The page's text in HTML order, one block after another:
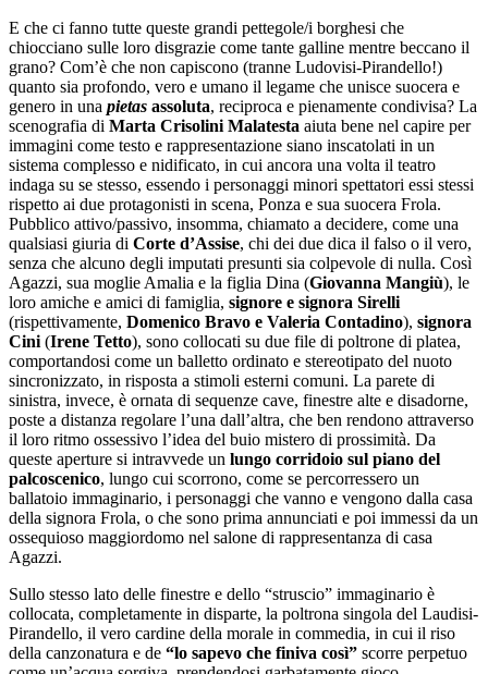
E che ci fanno tutte queste grandi pettegole/i borghesi che
chiocciano sulle loro disgrazie come tante galline mentre beccano il
grano? Com’è che non capiscono (tranne Ludovisi-Pirandello!)
quanto sia profondo, vero e umano il legame che unisce suocera e
genero in una pietas assoluta, reciproca e pienamente condivisa? La
scenografia di Marta Crisolini Malatesta aiuta bene nel capire per
immagini come testo e rappresentazione siano inscatolati in un
sistema complesso e nidificato, in cui ancora una volta il teatro
indaga su se stesso, essendo i personaggi minori spettatori essi stessi
rispetto ai due protagonisti in scena, Ponza e sua suocera Frola.
Pubblico attivo/passivo, insomma, chiamato a decidere, come una
qualsiasi giuria di Corte d’Assise, chi dei due dica il falso o il vero,
senza che alcuno degli imputati presunti sia colpevole di nulla. Così
Agazzi, sua moglie Amalia e la figlia Dina (Giovanna Mangiù), le
loro amiche e amici di famiglia, signore e signora Sirelli
(rispettivamente, Domenico Bravo e Valeria Contadino), signora
Cini (Irene Tetto), sono collocati su due file di poltrone di platea,
comportandosi come un balletto ordinato e stereotipato del nuoto
sincronizzato, in risposta a stimoli esterni comuni. La parete di
sinistra, invece, è ornata di sequenze cave, finestre alte e disadorne,
poste a distanza regolare l’una dall’altra, che ben rendono attraverso
il loro ritmo ossessivo l’idea del buio mistero di prossimità. Da
queste aperture si intravvede un lungo corridoio sul piano del
palcoscenico, lungo cui scorrono, come se percorressero un
ballatoio immaginario, i personaggi che vanno e vengono dalla casa
della signora Frola, o che sono prima annunciati e poi immessi da un
ossequioso maggiordomo nel salone di rappresentanza di casa
Agazzi.
Sullo stesso lato delle finestre e dello “struscio” immaginario è
collocata, completamente in disparte, la poltrona singola del Laudisi-
Pirandello, il vero cardine della morale in commedia, in cui il riso
della canzonatura e de “lo sapevo che finiva così” scorre perpetuo